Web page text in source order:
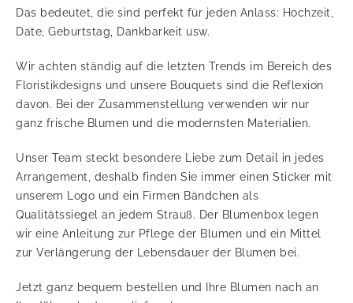
Das bedeutet, die sind perfekt für jeden Anlass: Hochzeit,
Date, Geburtstag, Dankbarkeit usw.
Wir achten ständig auf die letzten Trends im Bereich des
Floristikdesigns und unsere Bouquets sind die Reflexion
davon. Bei der Zusammenstellung verwenden wir nur
ganz frische Blumen und die modernsten Materialien.
Unser Team steckt besondere Liebe zum Detail in jedes
Arrangement, deshalb finden Sie immer einen Sticker mit
unserem Logo und ein Firmen Bändchen als
Qualitätssiegel an jedem Strauß. Der Blumenbox legen
wir eine Anleitung zur Pflege der Blumen und ein Mittel
zur Verlängerung der Lebensdauer der Blumen bei.
Jetzt ganz bequem bestellen und Ihre Blumen nach an